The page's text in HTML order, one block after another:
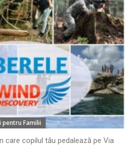
pentru Familii
care copilul tău pedalează pe Via